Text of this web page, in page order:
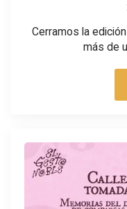
Cerramos la
más de